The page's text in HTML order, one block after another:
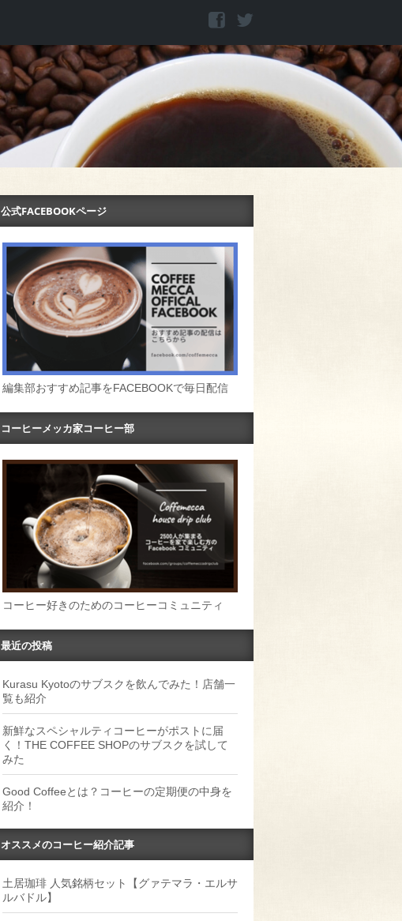
公式FACEBOOKページ
編集部おすすめ記事をFACEBOOKで毎日配信
コーヒーメッカ家コーヒー部
コーヒー好きのためのコーヒーコミュニティ
最近の投稿
Kurasu Kyotoのサブスクを飲んでみた！店舗一
覧も紹介
新鮮なスペシャルティコーヒーがポストに届
く！THE COFFEE SHOPのサブスクを試して
みた
Good Coffeeとは？コーヒーの定期便の中身を
紹介！
オススメのコーヒー紹介記事
土居珈琲 人気銘柄セット【グァテマラ・エルサ
ルバドル】